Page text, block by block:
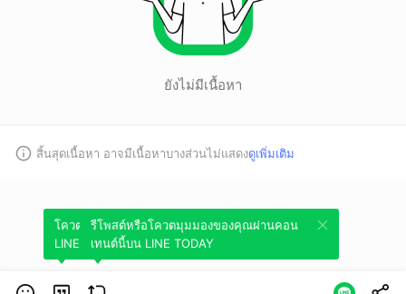
ยังไม่มีเนื้อหา
สิ้นสุดเนื้อหา อาจมีเนื้อหาบางส่วนไม่แสดงดูเพิ่มเติม
โควตมุมมองของคุณผ่านคอนเทนต์นี้บน
LINE TODAY
รีโพสต์หรือโควตมุมมองของคุณผ่านคอน
เทนต์นี้บน LINE TODAY